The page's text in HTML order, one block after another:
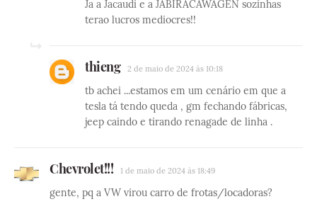
Ja a Jacaudi e a JABIRACAWAGEN sozinhas
terao lucros mediocres!!
thieng 2 de maio de 2024 às 10:18
tb achei ...estamos em um cenário em que a
tesla tá tendo queda , gm fechando fábricas,
jeep caindo e tirando renagade de linha .
Chevrolet!!! 1 de maio de 2024 às 18:49
gente, pq a VW virou carro de frotas/locadoras?